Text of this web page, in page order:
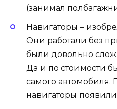
(занимал
Навигаторы –
Они работали без
были довольно
Да и по стоимости
самого
навигаторы